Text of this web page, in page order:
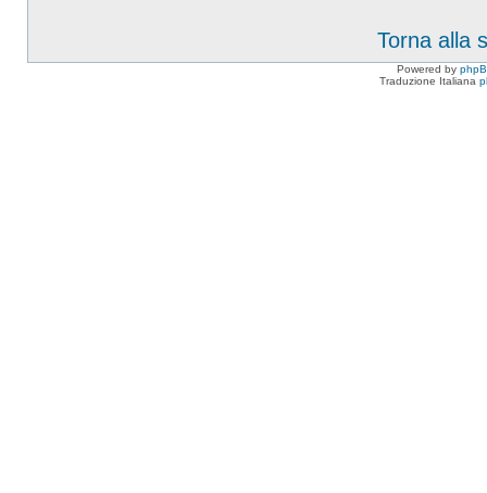
Torna alla
Powered by
Traduzione Italiana